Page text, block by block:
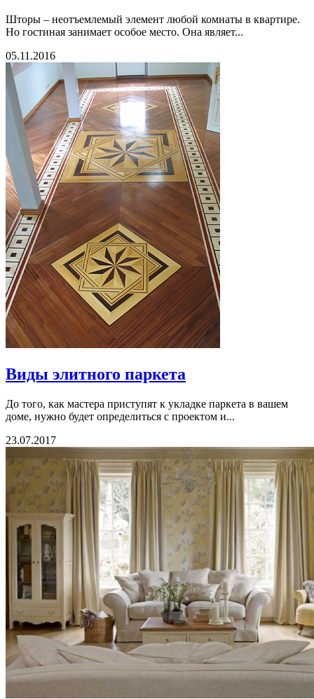
Шторы – неотъемлемый элемент любой комнаты в квартире.
Но гостиная занимает особое место. Она являет...
05.11.2016
Виды элитного паркета
До того, как мастера приступят к укладке паркета в вашем
доме, нужно будет определиться с проектом и...
23.07.2017